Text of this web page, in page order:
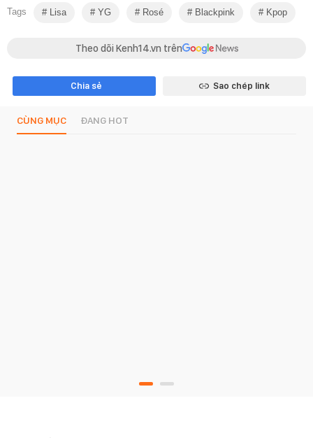
Tags Lisa YG Rosé Blackpink Kpop
Theo dõi Kenh14.vn trên
Chia sẻ Sao chép link
CÙNG MỤC ĐANG HOT